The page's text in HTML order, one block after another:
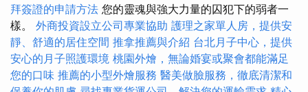
拜簽證的申請方法 您的靈魂與強大力量的囚犯下的弱者一
樣。 外商投資設立公司專業協助 護理之家單人房，提供安
靜、舒適的居住空間 推拿推薦與介紹 台北月子中心，提供
安心的月子照護環境 桃園外燴，無論婚宴或聚會都能滿足
您的口味 推薦的小型外燴服務 醫美做臉服務，徹底清潔和